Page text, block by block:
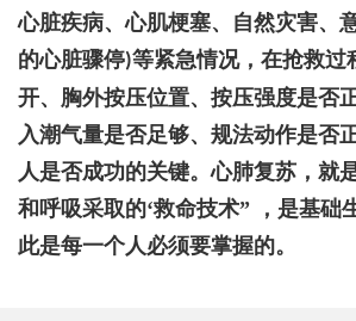
心脏疾病、心肌梗塞、自然灾害、
的心脏骤停)等紧急情况，在抢救过
开、胸外按压位置、按压强度是否
入潮气量是否足够、规法动作是否
人是否成功的关键。心肺复苏，就
和呼吸采取的‘救命技术” ，是基础
此是每一个人必须要掌握的。